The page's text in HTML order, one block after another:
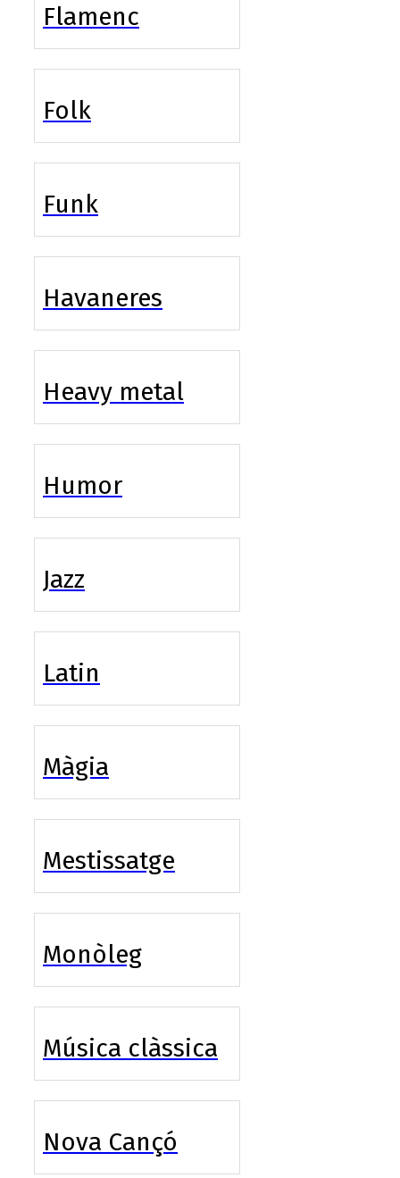
Flamenc
Folk
Funk
Havaneres
Heavy metal
Humor
Jazz
Latin
Màgia
Mestissatge
Monòleg
Música clàssica
Nova Cançó